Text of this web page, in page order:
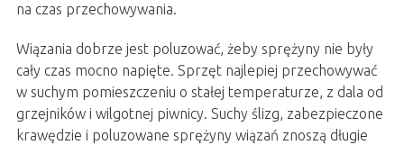
na czas przechowywania.
Wiązania dobrze jest poluzować, żeby sprężyny nie były
cały czas mocno napięte. Sprzęt najlepiej przechowywać
w suchym pomieszczeniu o stałej temperaturze, z dala od
grzejników i wilgotnej piwnicy. Suchy ślizg, zabezpieczone
krawędzie i poluzowane sprężyny wiązań znoszą długie